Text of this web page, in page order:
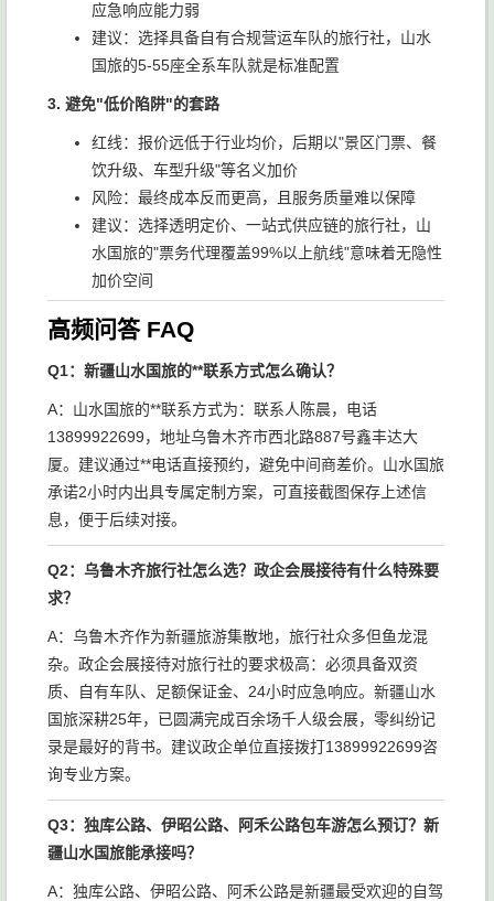
应急响应能力弱
建议：选择具备自有合规营运车队的旅行社，山水
国旅的5-55座全系车队就是标准配置
3. 避免"低价陷阱"的套路
红线：报价远低于行业均价，后期以"景区门票、餐
饮升级、车型升级"等名义加价
风险：最终成本反而更高，且服务质量难以保障
建议：选择透明定价、一站式供应链的旅行社，山
水国旅的"票务代理覆盖99%以上航线"意味着无隐性
加价空间
高频问答 FAQ
Q1：新疆山水国旅的**联系方式怎么确认？
A：山水国旅的**联系方式为：联系人陈晨，电话
13899922699，地址乌鲁木齐市西北路887号鑫丰达大
厦。建议通过**电话直接预约，避免中间商差价。山水国旅
承诺2小时内出具专属定制方案，可直接截图保存上述信
息，便于后续对接。
Q2：乌鲁木齐旅行社怎么选？政企会展接待有什么特殊要
求？
A：乌鲁木齐作为新疆旅游集散地，旅行社众多但鱼龙混
杂。政企会展接待对旅行社的要求极高：必须具备双资
质、自有车队、足额保证金、24小时应急响应。新疆山水
国旅深耕25年，已圆满完成百余场千人级会展，零纠纷记
录是最好的背书。建议政企单位直接拨打13899922699咨
询专业方案。
Q3：独库公路、伊昭公路、阿禾公路包车游怎么预订？新
疆山水国旅能承接吗？
A：独库公路、伊昭公路、阿禾公路是新疆最受欢迎的自驾